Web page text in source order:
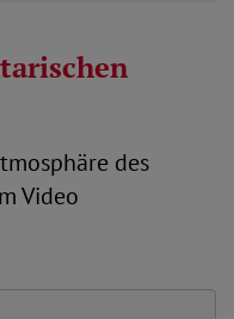
des
Video